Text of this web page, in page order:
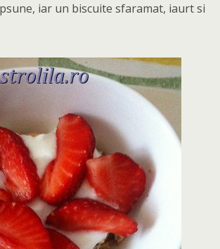
iar un biscuite sfaramat, iaurt si